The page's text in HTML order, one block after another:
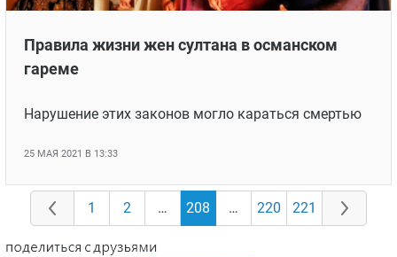
Правила жизни жен султана в османском
гареме
Нарушение этих законов могло караться смертью
25 МАЯ 2021 В 13:33
1 2 … 208 … 220 221